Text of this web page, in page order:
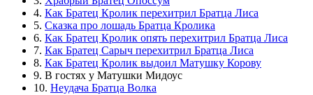
4. Как Братец Кролик перехитрил Братца Лиса
5. Сказка про лошадь Братца Кролика
6. Как Братец Кролик опять перехитрил Братца Лиса
7. Как Братец Сарыч перехитрил Братца Лиса
8. Как Братец Кролик выдоил Матушку Корову
9. В гостях у Матушки Мидоус
10. Неудача Братца Волка